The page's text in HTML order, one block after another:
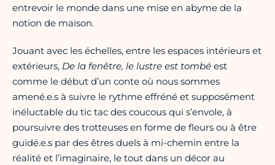
entrevoir le monde dans une mise en abyme de la
notion de maison.
Jouant avec les échelles, entre les espaces intérieurs et
extérieurs, De la fenêtre, le lustre est tombé est
comme le début d’un conte où nous sommes
amené.e.s à suivre le rythme effréné et supposément
inéluctable du tic tac des coucous qui s’envole, à
poursuivre des trotteuses en forme de fleurs ou à être
guidé.e.s par des êtres duels à mi-chemin entre la
réalité et l’imaginaire, le tout dans un décor au